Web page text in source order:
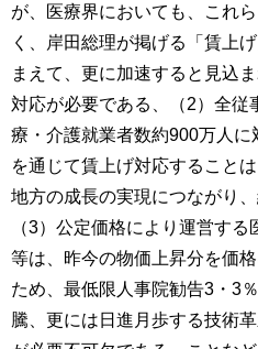
が、医療界においても、これ
く、岸田総理が掲げる「賃上
まえて、更に加速すると見込
対応が必要である、（2）全従
療・介護就業者数約900万人
を通じて賃上げ対応すること
地方の成長の実現につながり
（3）公定価格により運営す
等は、昨今の物価上昇分を価
ため、最低限人事院勧告3・3
騰、更には日進月歩する技術